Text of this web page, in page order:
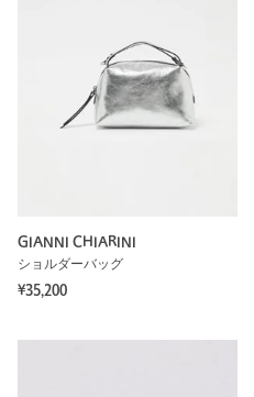
GIANNI CHIARINI
ショルダーバッグ
¥35,200